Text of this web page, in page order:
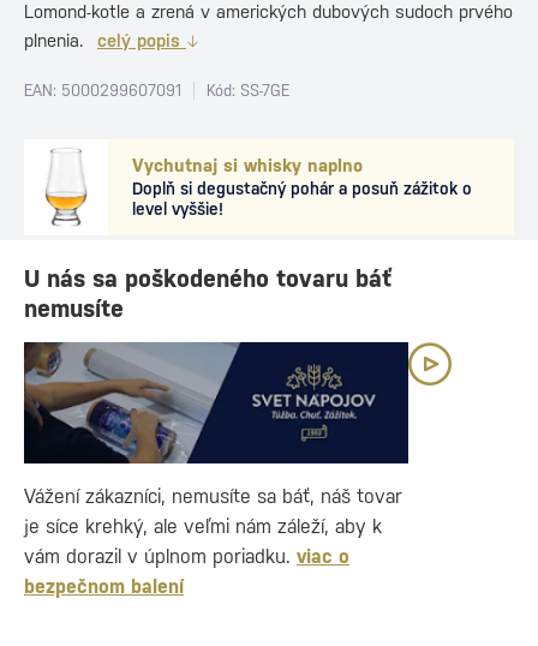
Vychutnaj si whisky naplno
Doplň si degustačný pohár a posuň zážitok o
level vyššie!
Lomond-kotle a zrená v amerických dubových sudoch prvého
plnenia.
celý popis
EAN: 5000299607091 Kód: SS-7GE
U nás sa poškodeného tovaru báť
nemusíte
Vážení zákazníci, nemusíte sa báť, náš tovar
je síce krehký, ale veľmi nám záleží, aby k
vám dorazil v úplnom poriadku. viac o
bezpečnom balení